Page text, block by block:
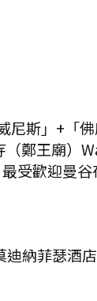
斯」+「
鄭王廟
歡迎曼
納菲瑟酒